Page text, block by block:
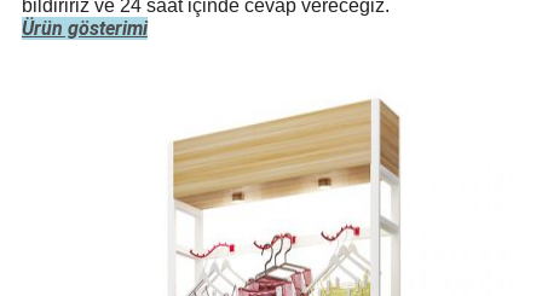
bildiririz ve 24 saat içinde cevap vereceğiz.
Ürün gösterimi